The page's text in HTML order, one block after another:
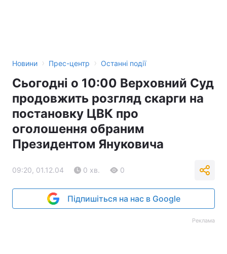
Новини › Прес-центр › Останні події
Сьогодні о 10:00 Верховний Суд
продовжить розгляд скарги на
постановку ЦВК про
оголошення обраним
Президентом Януковича
09:20, 01.12.04 0 хв. 0
Підпишіться на нас в Google
Реклама